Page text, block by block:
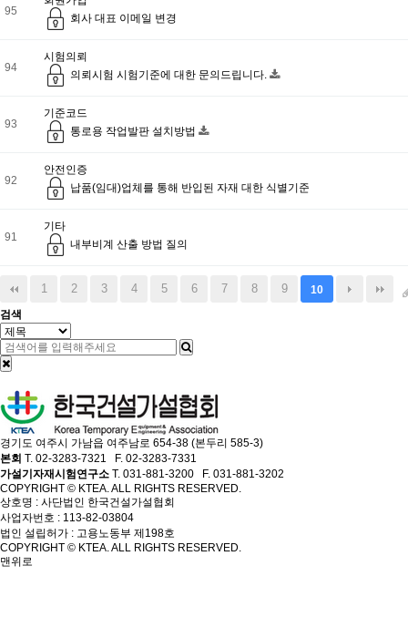
95
회사 대표 이메일 변경
94
시험의뢰
의뢰시험 시험기준에 대한 문의드립니다.
93
기준코드
통로용 작업발판 설치방법
92
안전인증
납품(임대)업체를 통해 반입된 자재 대한 식별기준
91
기타
내부비계 산출 방법 질의
1 2 3 4 5 6 7 8 9
10
검색
경기도 여주시 가남읍 여주남로 654-38 (본두리 585-3)
본회 T. 02-3283-7321 F. 02-3283-7331
가설기자재시험연구소 T. 031-881-3200 F. 031-881-3202
COPYRIGHT © KTEA. ALL RIGHTS RESERVED.
상호명 : 사단법인 한국건설가설협회
사업자번호 : 113-82-03804
법인 설립허가 : 고용노동부 제198호
COPYRIGHT © KTEA. ALL RIGHTS RESERVED.
맨위로